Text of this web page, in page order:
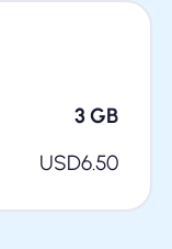
3 GB
USD6.50